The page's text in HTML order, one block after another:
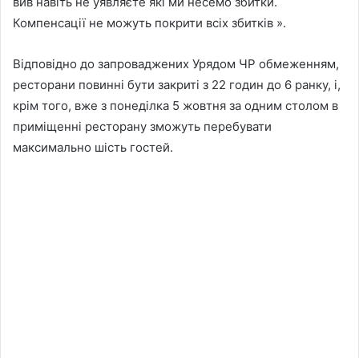
Компенсації не можуть покрити всіх збитків ».
Відповідно до запроваджених Урядом ЧР обмеженням,
ресторани повинні бути закриті з 22 годин до 6 ранку, і,
крім того, вже з понеділка 5 жовтня за одним столом в
приміщенні ресторану зможуть перебувати
максимально шість гостей.